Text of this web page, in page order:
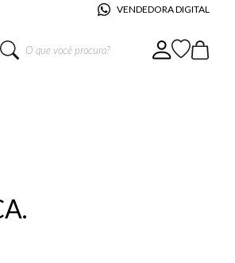
VENDEDORA DIGITAL
O que você procura?